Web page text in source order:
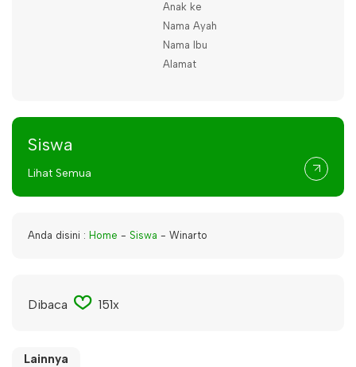
Anak ke
Nama Ayah
Nama Ibu
Alamat
Siswa
Lihat Semua
Anda disini : Home - Siswa - Winarto
Dibaca 151x
Lainnya